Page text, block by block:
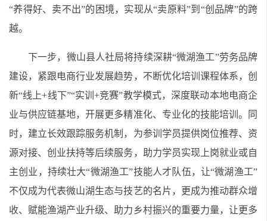
“养得好、卖不出”的困境，实现从“卖原料”到“创品牌”的跨
越。
下一步，微山县人社局将持续深耕“微湖渔工”劳务品牌
建设，紧跟电商行业发展趋势，不断优化培训课程体系，创
新“线上+线下”“实训+竞赛”教学模式，深度联动本地电商企
业与供应链基地，开展更多精准化、专业化的技能培训。同
时，建立长效跟踪服务机制，为参训学员提供岗位推荐、资
源对接、创业扶持等后续服务，助力学员实现上岗就业或自
主创业，持续壮大“微湖渔工”技能人才队伍，让“微湖渔工”
不仅成为代表微山湖生态与技艺的名片，更成为推动群众增
收、赋能渔湖产业升级、助力乡村振兴的重要力量，让更多